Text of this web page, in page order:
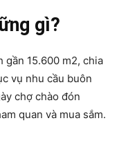
gì?
gần 15.600 m2, chia
vụ nhu cầu buôn
chợ chào đón
quan và mua sắm.